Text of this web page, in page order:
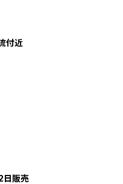
付近
販売